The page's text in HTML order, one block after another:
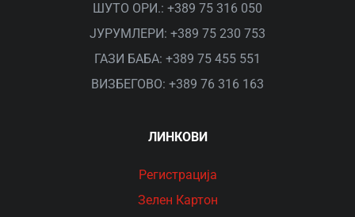
ШУТО ОРИ.: +389 75 316 050
ЈУРУМЛЕРИ: +389 75 230 753
ГАЗИ БАБА: +389 75 455 551
ВИЗБЕГОВО: +389 76 316 163
ЛИНКОВИ
Рeгистрација
Зелен Картон